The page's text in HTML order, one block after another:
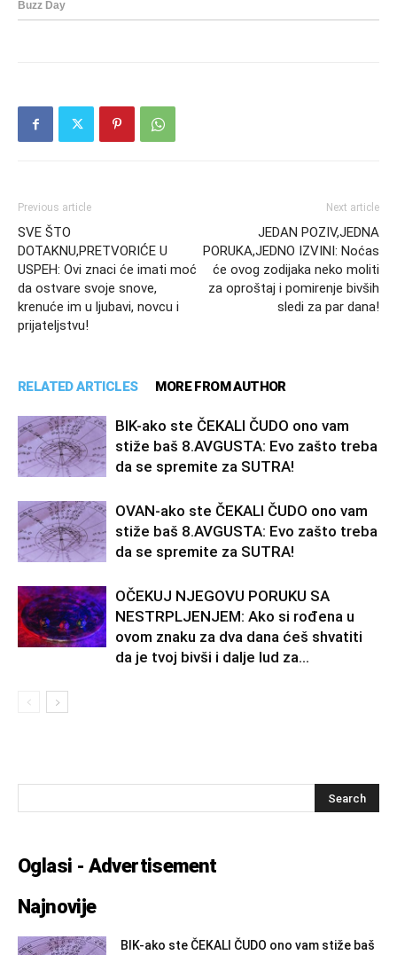
Previous article
SVE ŠTO
DOTAKNU,PRETVORIĆE U
USPEH: Ovi znaci će imati moć
da ostvare svoje snove,
krenuće im u ljubavi, novcu i
prijateljstvu!
Next article
JEDAN POZIV,JEDNA
PORUKA,JEDNO IZVINI: Noćas
će ovog zodijaka neko moliti
za oproštaj i pomirenje bivših
sledi za par dana!
RELATED ARTICLES MORE FROM AUTHOR
BIK-ako ste ČEKALI ČUDO ono vam
stiže baš 8.AVGUSTA: Evo zašto treba
da se spremite za SUTRA!
OVAN-ako ste ČEKALI ČUDO ono vam
stiže baš 8.AVGUSTA: Evo zašto treba
da se spremite za SUTRA!
OČEKUJ NJEGOVU PORUKU SA
NESTRPLJENJEM: Ako si rođena u
ovom znaku za dva dana ćeš shvatiti
da je tvoj bivši i dalje lud za...
Oglasi - Advertisement
Najnovije
BIK-ako ste ČEKALI ČUDO ono vam stiže baš